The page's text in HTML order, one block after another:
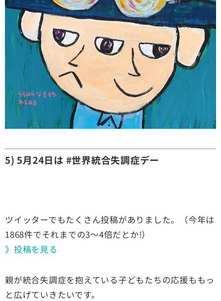
5) 5月24日は #世界統合失調症デー
ツイッターでもたくさん投稿がありました。（今年は
1868件でそれまでの3～4倍だとか!）
》投稿を見る
親が統合失調症を抱えている子どもたちの応援ももっ
と広げていきたいです。